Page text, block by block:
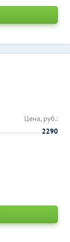
Цена, руб.:
2290